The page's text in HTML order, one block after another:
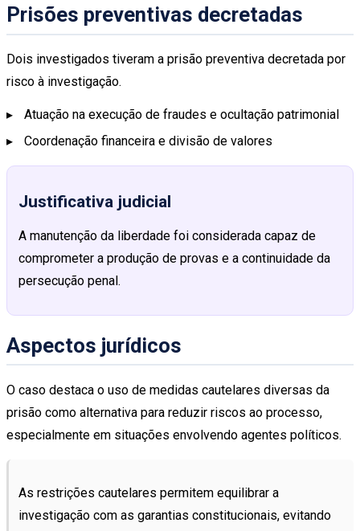
Prisões preventivas decretadas
Dois investigados tiveram a prisão preventiva decretada por
risco à investigação.
Atuação na execução de fraudes e ocultação patrimonial
Coordenação financeira e divisão de valores
Justificativa judicial
A manutenção da liberdade foi considerada capaz de
comprometer a produção de provas e a continuidade da
persecução penal.
Aspectos jurídicos
O caso destaca o uso de medidas cautelares diversas da
prisão como alternativa para reduzir riscos ao processo,
especialmente em situações envolvendo agentes políticos.
As restrições cautelares permitem equilibrar a
investigação com as garantias constitucionais, evitando